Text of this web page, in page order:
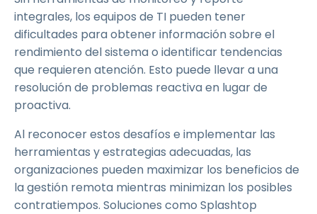
integrales, los equipos de TI pueden tener
dificultades para obtener información sobre el
rendimiento del sistema o identificar tendencias
que requieren atención. Esto puede llevar a una
resolución de problemas reactiva en lugar de
proactiva.
Al reconocer estos desafíos e implementar las
herramientas y estrategias adecuadas, las
organizaciones pueden maximizar los beneficios de
la gestión remota mientras minimizan los posibles
contratiempos. Soluciones como Splashtop